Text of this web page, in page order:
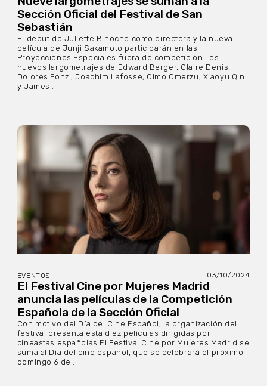
Sección Oficial del Festival de San
Sebastián
El debut de Juliette Binoche como directora y la nueva
película de Junji Sakamoto participarán en las
Proyecciones Especiales fuera de competición Los
nuevos largometrajes de Edward Berger, Claire Denis,
Dolores Fonzi, Joachim Lafosse, Olmo Omerzu, Xiaoyu Qin
y James...
EVENTOS 03/10/2024
El Festival Cine por Mujeres Madrid
anuncia las películas de la Competición
Española de la Sección Oficial
Con motivo del Día del Cine Español, la organización del
festival presenta esta diez películas dirigidas por
cineastas españolas El Festival Cine por Mujeres Madrid se
suma al Día del cine español, que se celebrará el próximo
domingo 6 de...